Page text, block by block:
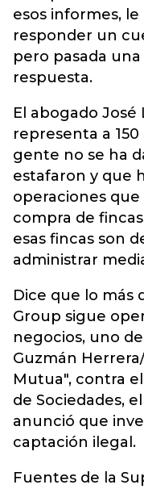
esos informes,
responder un
pero pasada
respuesta.
El abogado José
representa a
gente no se ha
estafaron y que
operaciones
compra de
esas fincas son
administrar
Dice que lo más
Group sigue
negocios, uno
Guzmán
Mutua", contra
de Sociedades,
anunció que
captación ilegal.
Fuentes de la